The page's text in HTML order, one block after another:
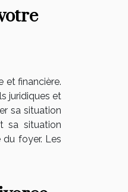
et financière.
juridiques et
sa situation
sa situation
foyer. Les